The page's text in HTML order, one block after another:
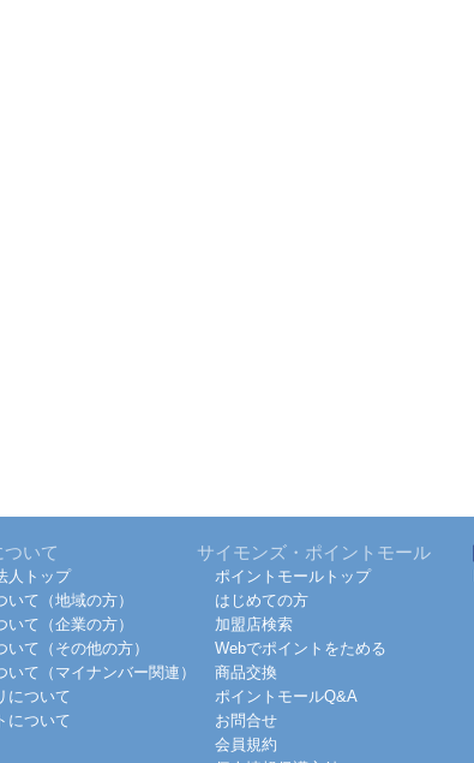
いて
人トップ
て（地域の方）
て（企業の方）
いて（その他の方）
いて（マイナンバー関連）
について
について
サイモンズ・ポイントモール
ポイントモールトップ
はじめての方
加盟店検索
Webでポイントをためる
商品交換
ポイントモールQ&A
お問合せ
会員規約